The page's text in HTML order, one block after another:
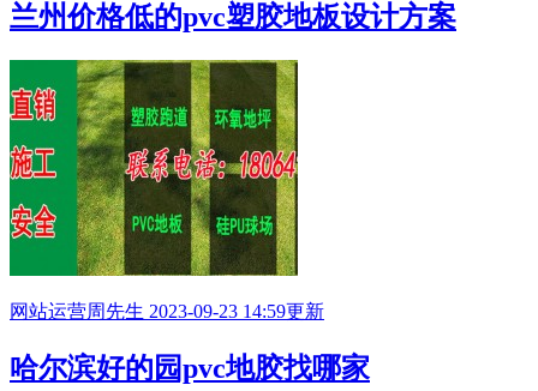
兰州价格低的pvc塑胶地板设计方案
网站运营周先生 2023-09-23 14:59更新
哈尔滨好的园pvc地胶找哪家